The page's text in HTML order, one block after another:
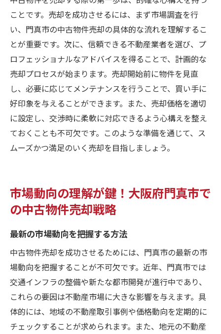
購入者心理を理解した価格帯の設定
成功事例から学ぶ価格設定の成功例
ことです。売却を成功させるには、まず市場調査を行
い、門真市の中古物件売却の具体的な流れを理解するこ
とが重要です。次に、信頼できる不動産業者を選び、プ
ロフェッショナルなアドバイスを得ることで、計画的な
売却プロセスが始まります。売却開始前に物件を見直
し、必要に応じてメンテナンスを行うことで、買い手に
好印象を与えることができます。また、売却価格を適切
に設定し、交渉時に柔軟に対応できるよう心構えを整え
ておくことも不可欠です。このような準備を通じて、ス
ムーズかつ満足のいく売却を目指しましょう。
市場動向の理解が鍵！大阪府門真市で
の中古物件売却戦略
最新の市場動向を把握する方法
中古物件売却を成功させるためには、門真市の最新の市
場動向を把握することが不可欠です。近年、門真市では
交通インフラの整備や新たな都市開発が進行中であり、
これらの要因は不動産市場に大きな影響を与えます。具
体的には、地域の不動産取引事例や価格動向を定期的に
チェックすることが求められます。また、地元の不動産